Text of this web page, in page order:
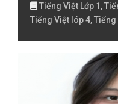
Tiếng Việt Lớp 1,
Tiếng Việt lóp 4, Tiếng